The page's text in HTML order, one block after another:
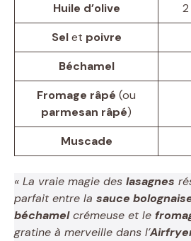
Huile d’olive
Selet poivre
Béchamel
Fromage râpé (ou
parmesan râpé)
Muscade
« La vraie magie des lasagnes
parfait entre la sauce
béchamelcrémeuse et le
gratine à merveille dans l’